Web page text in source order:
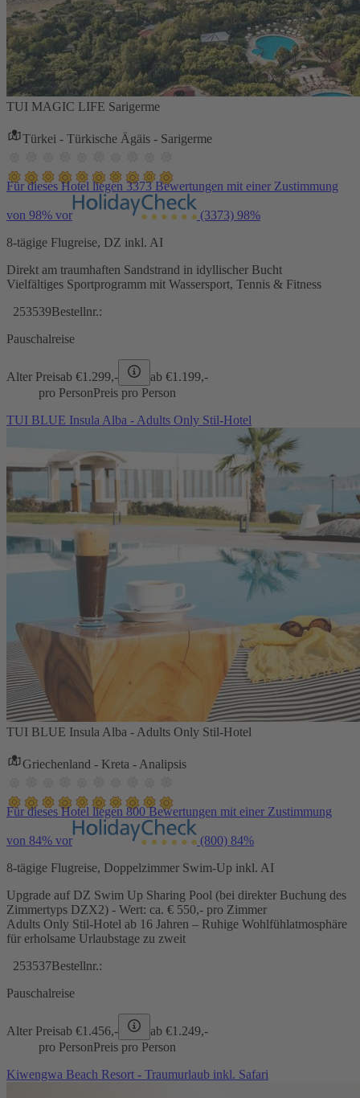
TUI MAGIC LIFE Sarigerme
Türkei - Türkische Ägäis - Sarigerme
Für dieses Hotel liegen 3373 Bewertungen mit einer Zustimmung
von 98% vor (3373) 98%
8-tägige Flugreise, DZ inkl. AI
Direkt am traumhaften Sandstrand in idyllischer Bucht
Vielfältiges Sportprogramm mit Wassersport, Tennis & Fitness
253539Bestellnr.:
Pauschalreise
Alter Preisab €1.299,- ab €1.199,-
pro PersonPreis pro Person
TUI BLUE Insula Alba - Adults Only Stil-Hotel
TUI BLUE Insula Alba - Adults Only Stil-Hotel
Griechenland - Kreta - Analipsis
Für dieses Hotel liegen 800 Bewertungen mit einer Zustimmung
von 84% vor (800) 84%
8-tägige Flugreise, Doppelzimmer Swim-Up inkl. AI
Upgrade auf DZ Swim Up Sharing Pool (bei direkter Buchung des
Zimmertyps DZX2) - Wert: ca. € 550,- pro Zimmer
Adults Only Stil-Hotel ab 16 Jahren – Ruhige Wohlfühlatmosphäre
für erholsame Urlaubstage zu zweit
253537Bestellnr.:
Pauschalreise
Alter Preisab €1.456,- ab €1.249,-
pro PersonPreis pro Person
Kiwengwa Beach Resort - Traumurlaub inkl. Safari